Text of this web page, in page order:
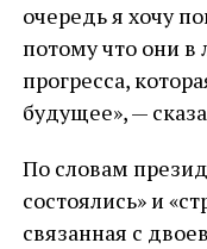
очередь я хочу
потому что они в
прогресса,
будущее», —
По словам
состоялись» и
связанная с